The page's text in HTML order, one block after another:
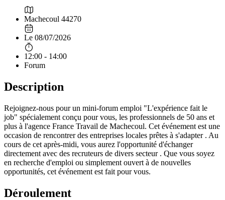
Machecoul 44270
Le 08/07/2026
12:00 - 14:00
Forum
Description
Rejoignez-nous pour un mini-forum emploi "L'expérience fait le
job" spécialement conçu pour vous, les professionnels de 50 ans et
plus à l'agence France Travail de Machecoul. Cet événement est une
occasion de rencontrer des entreprises locales prêtes à s'adapter . Au
cours de cet après-midi, vous aurez l'opportunité d'échanger
directement avec des recruteurs de divers secteur . Que vous soyez
en recherche d'emploi ou simplement ouvert à de nouvelles
opportunités, cet événement est fait pour vous.
Déroulement